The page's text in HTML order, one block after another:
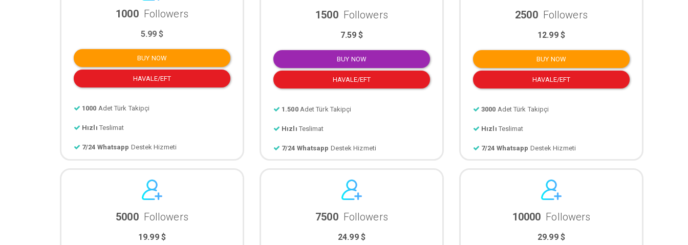
1000 Followers
5.99 $
BUY NOW
HAVALE/EFT
1000 Adet Türk Takipçi
Hızlı Teslimat
7/24 Whatsapp Destek Hizmeti
1500 Followers
7.59 $
BUY NOW
HAVALE/EFT
1.500 Adet Türk Takipçi
Hızlı Teslimat
7/24 Whatsapp Destek Hizmeti
2500 Followers
12.99 $
BUY NOW
HAVALE/EFT
3000 Adet Türk Takipçi
Hızlı Teslimat
7/24 Whatsapp Destek Hizmeti
5000 Followers
19.99 $
7500 Followers
24.99 $
10000 Followers
29.99 $